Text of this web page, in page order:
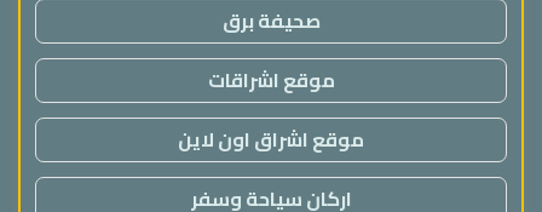
صحيفة برق
موقع اشراقات
موقع اشراق اون لاين
اركان سياحة وسفر